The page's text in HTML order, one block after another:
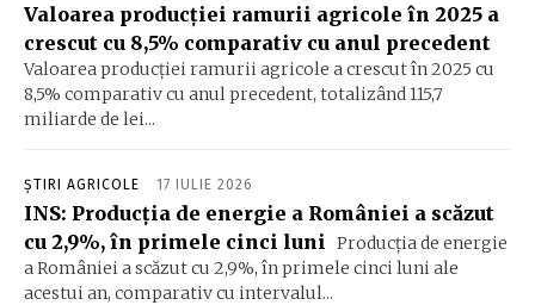
Valoarea producţiei ramurii agricole în 2025 a
crescut cu 8,5% comparativ cu anul precedent
Valoarea producţiei ramurii agricole a crescut în 2025 cu
8,5% comparativ cu anul precedent, totalizând 115,7
miliarde de lei...
ȘTIRI AGRICOLE 17 IULIE 2026
INS: Producția de energie a României a scăzut
cu 2,9%, în primele cinci luni
Producția de energie
a României a scăzut cu 2,9%, în primele cinci luni ale
acestui an, comparativ cu intervalul...